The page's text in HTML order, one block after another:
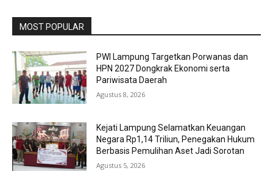
MOST POPULAR
PWI Lampung Targetkan Porwanas dan
HPN 2027 Dongkrak Ekonomi serta
Pariwisata Daerah
Agustus 8, 2026
Kejati Lampung Selamatkan Keuangan
Negara Rp1,14 Triliun, Penegakan Hukum
Berbasis Pemulihan Aset Jadi Sorotan
Agustus 5, 2026